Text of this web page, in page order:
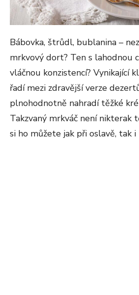
Bábovka, štrůdl, bublanina –
mrkvový dort? Ten s lahodnou
vláčnou konzistencí? Vynikající
řadí mezi zdravější verze
plnohodnotně nahradí těžké
Takzvaný mrkváč není nikterak
si ho můžete jak při oslavě, tak i